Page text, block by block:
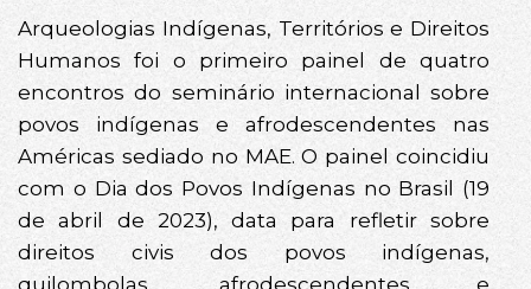
Arqueologias Indígenas, Territórios e Direitos
Humanos foi o primeiro painel de quatro
encontros do seminário internacional sobre
povos indígenas e afrodescendentes nas
Américas sediado no MAE. O painel coincidiu
com o Dia dos Povos Indígenas no Brasil (19
de abril de 2023), data para refletir sobre
direitos civis dos povos indígenas,